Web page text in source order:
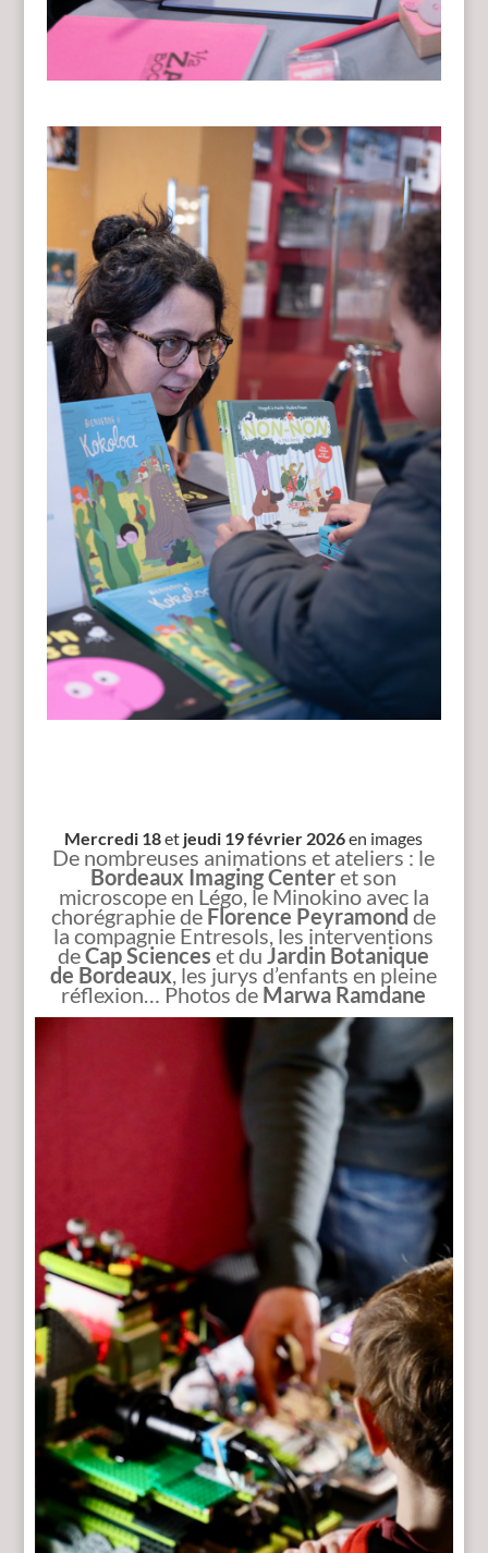
Mercredi 18et jeudi 19 février 2026en images
De nombreuses animations et ateliers : le
Bordeaux Imaging Centeret son
microscope en Légo, le Minokino avec la
chorégraphie de Florence Peyramond de
la compagnie Entresols, les interventions
deCap Sciences et duJardin Botanique
de Bordeaux, les jurys d’enfants en pleine
réflexion… Photos de Marwa Ramdane